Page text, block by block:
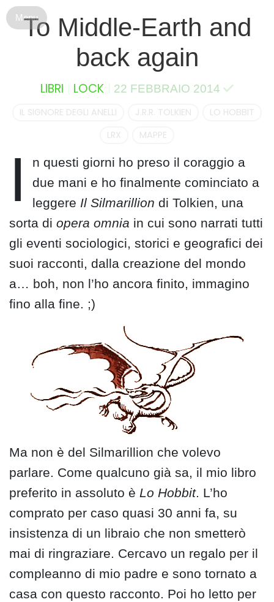
To Middle-Earth and
back again
LIBRI LOCK 22 FEBBRAIO 2014
IL SIGNORE DEGLI ANELLI J.R.R. TOLKIEN
LO HOBBIT
LRX
MAPPE
I
n questi giorni ho preso il coraggio a
due mani e ho finalmente cominciato a
leggere Il Silmarillion di Tolkien, una
sorta di opera omnia in cui sono narrati tutti
gli eventi sociologici, storici e geografici dei
suoi racconti, dalla creazione del mondo
a… boh, non l’ho ancora finito, immagino
fino alla fine. ;)
Ma non è del Silmarillion che volevo
parlare. Come qualcuno già sa, il mio libro
preferito in assoluto è Lo Hobbit. L’ho
comprato per caso quasi 30 anni fa, su
insistenza di un libraio che non smetterò
mai di ringraziare. Cercavo un regalo per il
compleanno di mio padre e sono tornato a
casa con questo racconto. Poi ho letto per